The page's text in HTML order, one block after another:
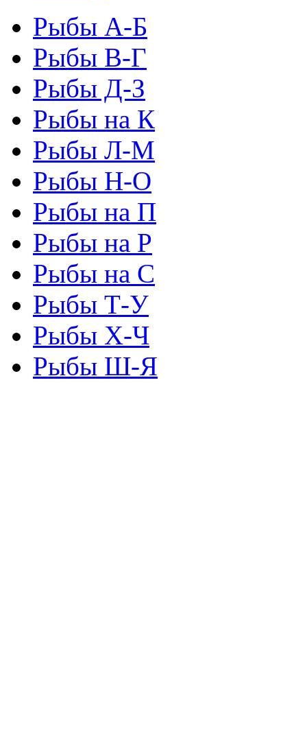
Рыбы А-Б
Рыбы В-Г
Рыбы Д-З
Рыбы на К
Рыбы Л-М
Рыбы Н-О
Рыбы на П
Рыбы на Р
Рыбы на С
Рыбы Т-У
Рыбы Х-Ч
Рыбы Ш-Я